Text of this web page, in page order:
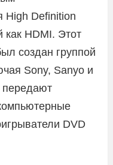
High Definition
как HDMI. Этот
создан группой
Sony, Sanyo и
передают
DVD